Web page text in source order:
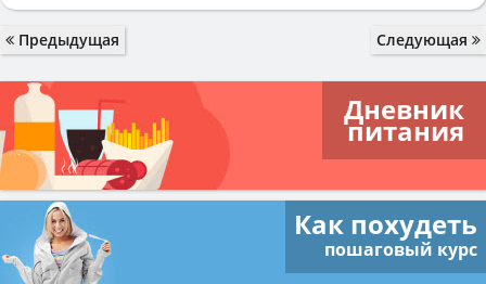
Предыдущая Следующая
Дневник
питания
Как похудеть
пошаговый курс